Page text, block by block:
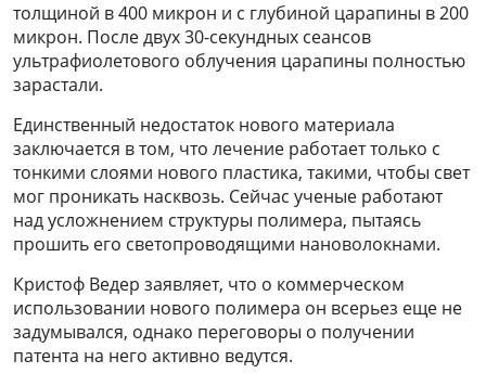
толщиной в 400 микрон и с глубиной царапины в 200
микрон. После двух 30-секундных сеансов
ультрафиолетового облучения царапины полностью
зарастали.
Единственный недостаток нового материала
заключается в том, что лечение работает только с
тонкими слоями нового пластика, такими, чтобы свет
мог проникать насквозь. Сейчас ученые работают
над усложнением структуры полимера, пытаясь
прошить его светопроводящими нановолокнами.
Кристоф Ведер заявляет, что о коммерческом
использовании нового полимера он всерьез еще не
задумывался, однако переговоры о получении
патента на него активно ведутся.